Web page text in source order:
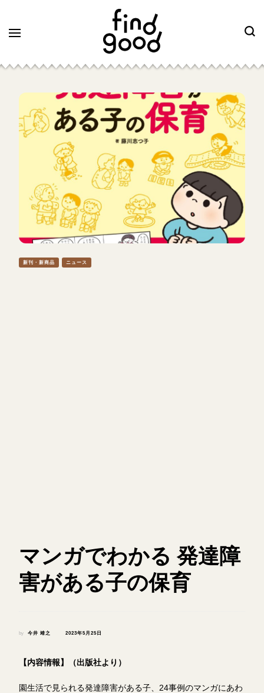
新刊・新商品 ニュース
マンガでわかる 発達障
害がある子の保育
by 今井 靖之 2023年5月25日
【内容情報】（出版社より）
園生活で見られる発達障害がある子、24事例のマンガにあわ